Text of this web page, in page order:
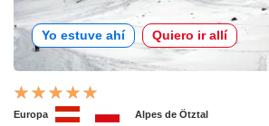
Yo estuve ahí Quiero ir allí
Europa Alpes de Ötztal